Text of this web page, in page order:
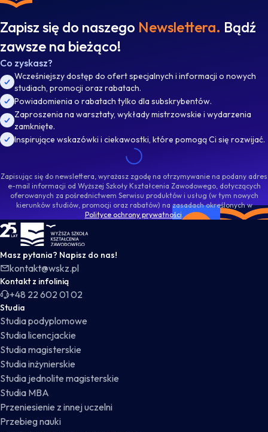
Zapisz się do naszego Newslettera. Bądź
zawsze na bieżąco!
Co zyskasz?
Wcześniejszy dostęp do ofert specjalnych i informacji o nowych
studiach, promocji oraz rabatach.
Powiadomienia o rabatach tylko dla subskrybentów.
Zaproszenia na warsztaty, wykłady mistrzowskie i wydarzenia
zamknięte.
Inspirujące wskazówki i ciekawostki, które pomogą Ci się rozwijać.
Zapisując się do newslettera, wyrażasz zgodę na otrzymywanie na podany adres
e-mail informacji od Wyższej Szkoły Kształcenia Zawodowego, dotyczących
oferowanych za pośrednictwem Serwisu produktów i usług (w tym nowych
kierunków studiów, promocji oraz rabatów) na zasadach określonych w
Polityce ochrony prywatności.
WSKZ - strona główna
Masz pytania? Napisz do nas!
kontakt@wskz.pl
Kontakt z infolinią
+48 22 602 01 02
Studia
Studia podyplomowe
Studia licencjackie
Studia magisterskie
Studia inżynierskie
Studia jednolite magisterskie
Studia MBA
Przeniesienie z innej uczelni
Przebieg nauki